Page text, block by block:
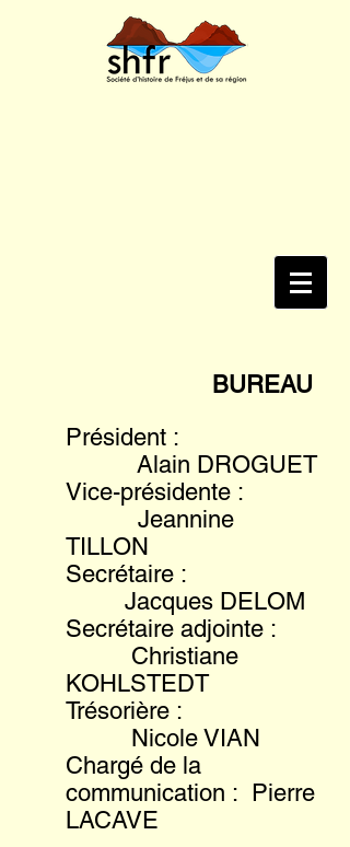
BUREAU
Président :
Alain DROGUET
Vice-présidente :
Jeannine
TILLON
Secrétaire :
Jacques DELOM
Secrétaire adjointe :
Christiane
KOHLSTEDT
Trésorière :
Nicole VIAN
Chargé de la
communication : Pierre
LACAVE